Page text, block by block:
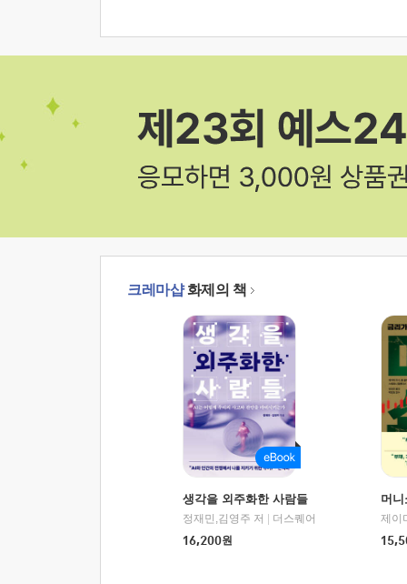
크레마샵화제의 책
생각을 외주화한 사람들
정재민,김영주 저
더스퀘어
16,200원
머